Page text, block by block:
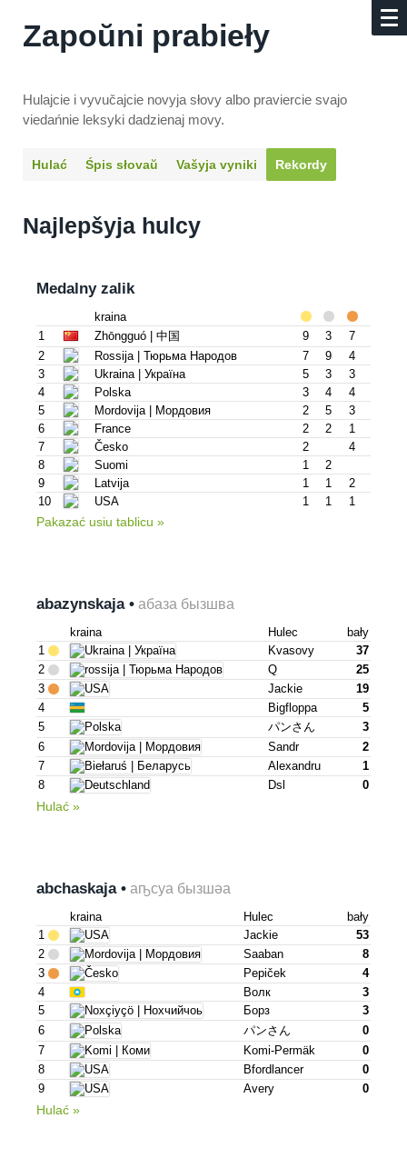
Zapoŭni prabieły
Hulajcie i vyvučajcie novyja słovy albo praviercie svajo
viedańnie leksyki dadzienaj movy.
Hulać Śpis słovaŭ Vašyja vyniki Rekordy
Najlepšyja hulcy
Medalny zalik
kraina
1
Zhōngguó | 中国 9 3
7
2
Rossija | Тюрьма Народов 7 9
4
3
Ukraina | Украïна 5 3
3
4
Polska 3 4
4
5
Mordovija | Мордовия 2 5
3
6
France 2 2
1
7
Česko 2
4
8
Suomi 1
2
9
Latvija 1 1
2
10
USA 1 1 1
Pakazać usiu tablicu »
abazynskaja • абаза бызшва
kraina Hulec
bały
1
Kvasovy
37
2
Q
25
3
Jackie
19
4
Bigfloppa
5
5
パンさん
3
6
Sandr
2
7
Alexandru
1
8
Dsl 0
Hulać »
abchaskaja • аҧсуа бызшәа
kraina Hulec
bały
1
Jackie
53
2
Saaban
8
3
Pepiček
4
4
Волк
3
5
Борз
3
6
パンさん
0
7
Komi-Permäk
0
8
Bfordlancer
0
9
Avery 0
Hulać »